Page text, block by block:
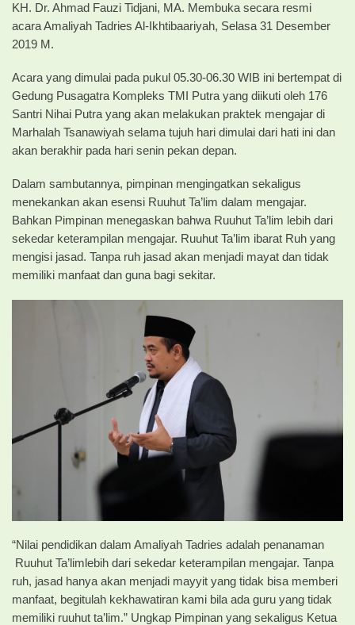
KH. Dr. Ahmad Fauzi Tidjani, MA. Membuka secara resmi
acara Amaliyah Tadries Al-Ikhtibaariyah, Selasa 31 Desember
2019 M.
Acara yang dimulai pada pukul 05.30-06.30 WIB ini bertempat di
Gedung Pusagatra Kompleks TMI Putra yang diikuti oleh 176
Santri Nihai Putra yang akan melakukan praktek mengajar di
Marhalah Tsanawiyah selama tujuh hari dimulai dari hati ini dan
akan berakhir pada hari senin pekan depan.
Dalam sambutannya, pimpinan mengingatkan sekaligus
menekankan akan esensi Ruuhut Ta’lim dalam mengajar.
Bahkan Pimpinan menegaskan bahwa Ruuhut Ta’lim lebih dari
sekedar keterampilan mengajar. Ruuhut Ta’lim ibarat Ruh yang
mengisi jasad. Tanpa ruh jasad akan menjadi mayat dan tidak
memiliki manfaat dan guna bagi sekitar.
“Nilai pendidikan dalam Amaliyah Tadries adalah penanaman
Ruuhut Ta’limlebih dari sekedar keterampilan mengajar. Tanpa
ruh, jasad hanya akan menjadi mayyit yang tidak bisa memberi
manfaat, begitulah kekhawatiran kami bila ada guru yang tidak
memiliki ruuhut ta’lim.” Ungkap Pimpinan yang sekaligus Ketua